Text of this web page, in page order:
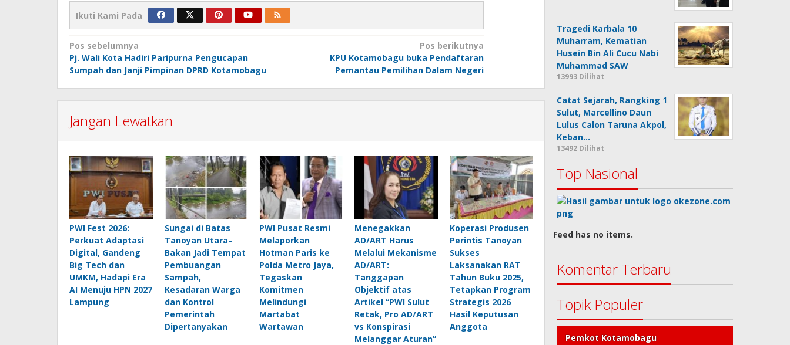
Ikuti Kami Pada
Navigasi
pos
Pos sebelumnya
Pj. Wali Kota Hadiri Paripurna Pengucapan
Sumpah dan Janji Pimpinan DPRD Kotamobagu
Pos berikutnya
KPU Kotamobagu buka Pendaftaran
Pemantau Pemilihan Dalam Negeri
Jangan Lewatkan
PWI Fest 2026:
Perkuat Adaptasi
Digital, Gandeng
Big Tech dan
UMKM, Hadapi Era
AI Menuju HPN 2027
Lampung
Sungai di Batas
Tanoyan Utara–
Bakan Jadi Tempat
Pembuangan
Sampah,
Kesadaran Warga
dan Kontrol
Pemerintah
Dipertanyakan
PWI Pusat Resmi
Melaporkan
Hotman Paris ke
Polda Metro Jaya,
Tegaskan
Komitmen
Melindungi
Martabat
Wartawan
Menegakkan
AD/ART Harus
Melalui Mekanisme
AD/ART:
Tanggapan
Objektif atas
Artikel “PWI Sulut
Retak, Pro AD/ART
vs Konspirasi
Melanggar Aturan”
Koperasi Produsen
Perintis Tanoyan
Sukses
Laksanakan RAT
Tahun Buku 2025,
Tetapkan Program
Strategis 2026
Hasil Keputusan
Anggota
Tragedi Karbala 10
Muharram, Kematian
Husein Bin Ali Cucu Nabi
Muhammad SAW
13993 Dilihat
Catat Sejarah, Rangking 1
Sulut, Marcellino Daun
Lulus Calon Taruna Akpol,
Keban…
13492 Dilihat
Top Nasional
Feed has no items.
Komentar Terbaru
Topik Populer
Pemkot Kotamobagu